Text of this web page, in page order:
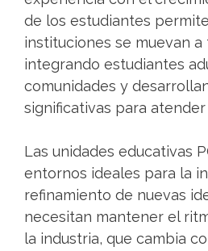
de los estudiantes
instituciones se muevan
integrando estudiantes
comunidades y
significativas para atender
Las unidades educativas
entornos ideales para la
refinamiento de nuevas
necesitan mantener el
la industria, que cambia